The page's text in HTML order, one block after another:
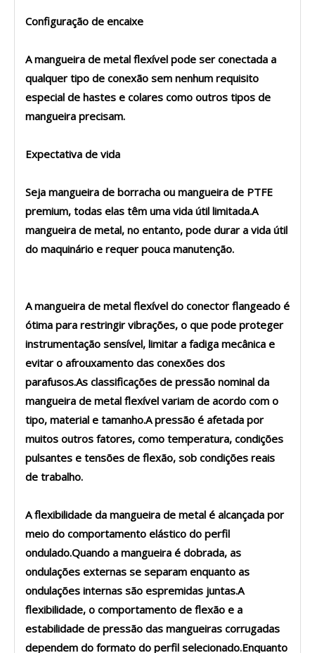
Configuração de encaixe
A mangueira de metal flexível pode ser conectada a
qualquer tipo de conexão sem nenhum requisito
especial de hastes e colares como outros tipos de
mangueira precisam.
Expectativa de vida
Seja mangueira de borracha ou mangueira de PTFE
premium, todas elas têm uma vida útil limitada.A
mangueira de metal, no entanto, pode durar a vida útil
do maquinário e requer pouca manutenção.
A mangueira de metal flexível do conector flangeado é
ótima para restringir vibrações, o que pode proteger
instrumentação sensível, limitar a fadiga mecânica e
evitar o afrouxamento das conexões dos
parafusos.As classificações de pressão nominal da
mangueira de metal flexível variam de acordo com o
tipo, material e tamanho.A pressão é afetada por
muitos outros fatores, como temperatura, condições
pulsantes e tensões de flexão, sob condições reais
de trabalho.
A flexibilidade da mangueira de metal é alcançada por
meio do comportamento elástico do perfil
ondulado.Quando a mangueira é dobrada, as
ondulações externas se separam enquanto as
ondulações internas são espremidas juntas.A
flexibilidade, o comportamento de flexão e a
estabilidade de pressão das mangueiras corrugadas
dependem do formato do perfil selecionado.Enquanto